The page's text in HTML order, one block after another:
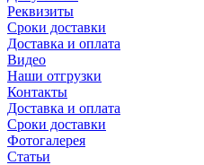
Реквизиты
Сроки доставки
Доставка и оплата
Видео
Наши отгрузки
Контакты
Доставка и оплата
Сроки доставки
Фотогалерея
Статьи